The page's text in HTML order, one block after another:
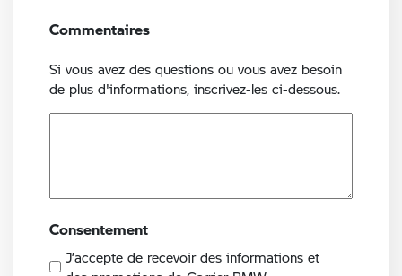
Commentaires
Si vous avez des questions ou vous avez besoin
de plus d'informations, inscrivez-les ci-dessous.
Consentement
J’accepte de recevoir des informations et